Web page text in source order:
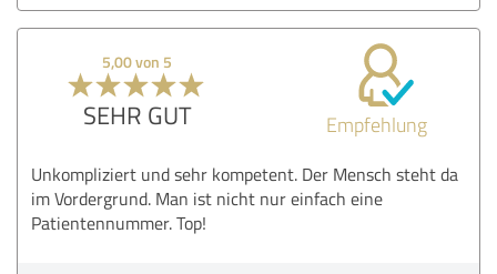
5,00 von 5
SEHR GUT Empfehlung
Unkompliziert und sehr kompetent. Der Mensch steht da
im Vordergrund. Man ist nicht nur einfach eine
Patientennummer. Top!